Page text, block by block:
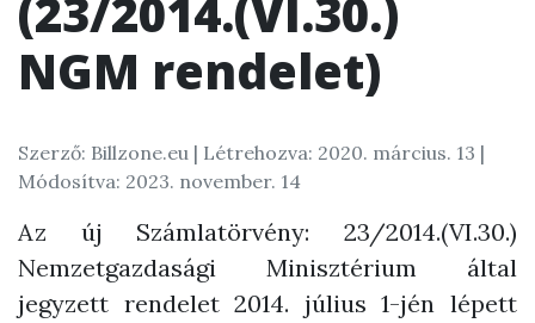
(23/2014.(VI.30.)
NGM rendelet)
Szerző: Billzone.eu | Létrehozva: 2020. március. 13 |
Módosítva: 2023. november. 14
Az új Számlatörvény: 23/2014.(VI.30.)
Nemzetgazdasági Minisztérium által
jegyzett rendelet 2014. július 1-jén lépett